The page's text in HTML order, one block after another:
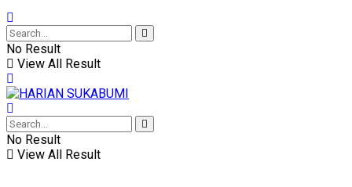
No Result
View All Result
No Result
View All Result